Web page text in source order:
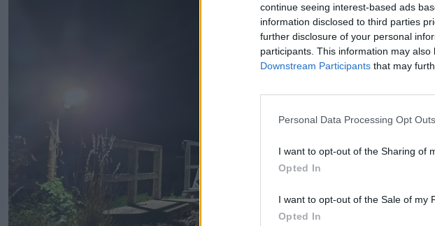
continue seeing interest-based ads
information disclosed to third parties
further disclosure of your personal
participants. This information may
Downstream Participants that may
Personal Data Processing Opt Outs
I want to opt-out of the Sharing of
Opted In
I want to opt-out of the Sale of my
Opted In